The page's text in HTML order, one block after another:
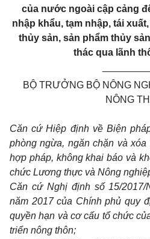
của nước ngoài cập cảng
nhập khẩu, tạm nhập, tái
thủy sản, sản phẩm thủy
thác qua lãnh
BỘ TRƯỞNG BỘ NÔNG
NÔNG
Căn cứ Hiệp định về Biện
phòng ngừa, ngăn chặn và
hợp pháp, không khai báo và
chức Lương thực và Nông
Căn cứ Nghị định số 15/
năm 2017 của Chính phủ quy
quyền hạn và cơ cấu tổ chức
triển nông thôn;